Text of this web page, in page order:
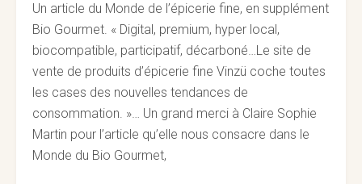
Un article du Monde de l’épicerie fine, en supplément
Bio Gourmet. « Digital, premium, hyper local,
biocompatible, participatif, décarboné…Le site de
vente de produits d’épicerie fine Vinzü coche toutes
les cases des nouvelles tendances de
consommation. »… Un grand merci à Claire Sophie
Martin pour l’article qu’elle nous consacre dans le
Monde du Bio Gourmet,